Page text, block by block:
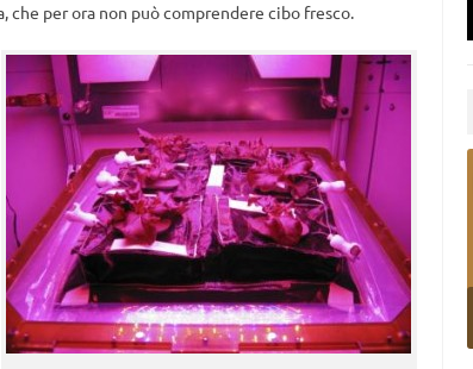
che per ora non può comprendere cibo fresco.